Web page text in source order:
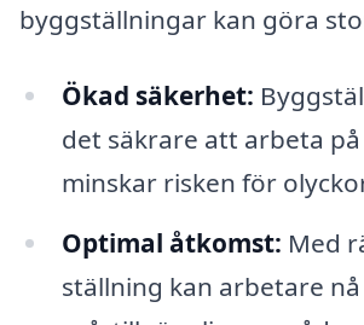
byggställningar kan göra
Ökad säkerhet:
det säkrare att arbeta
minskar risken för
Optimal åtkomst: Med
ställning kan arbetare nå